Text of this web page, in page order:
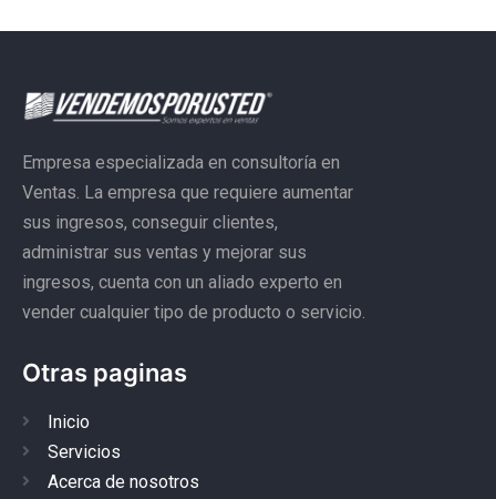
Empresa especializada en consultoría en
Ventas. La empresa que requiere aumentar
sus ingresos, conseguir clientes,
administrar sus ventas y mejorar sus
ingresos, cuenta con un aliado experto en
vender cualquier tipo de producto o servicio.
Otras paginas
Inicio
Servicios
Acerca de nosotros